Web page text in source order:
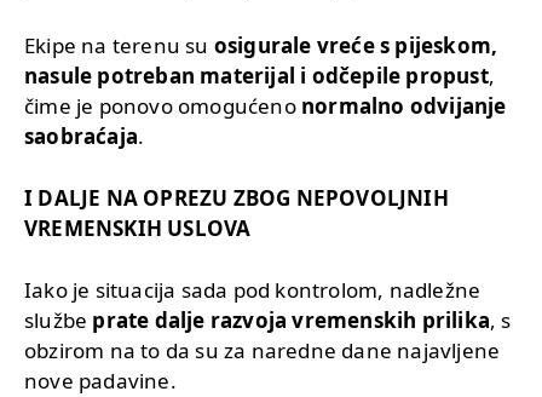
Ekipe na terenu su osigurale vreće s pijeskom,
nasule potreban materijal i odčepile propust,
čime je ponovo omogućeno normalno odvijanje
saobraćaja.
I DALJE NA OPREZU ZBOG NEPOVOLJNIH
VREMENSKIH USLOVA
Iako je situacija sada pod kontrolom, nadležne
službe prate dalje razvoja vremenskih prilika, s
obzirom na to da su za naredne dane najavljene
nove padavine.